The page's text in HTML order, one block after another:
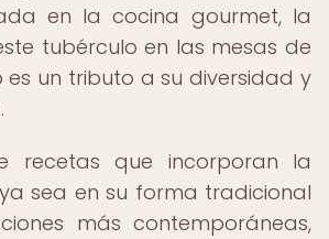
en la cocina gourmet, la
tubérculo en las mesas de
un tributo a su diversidad y
recetas que incorporan la
sea en su forma tradicional
más contemporáneas,